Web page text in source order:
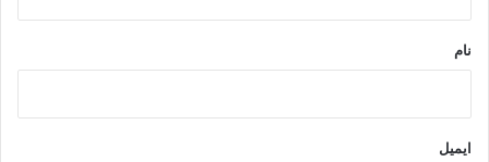
نام
ایمیل